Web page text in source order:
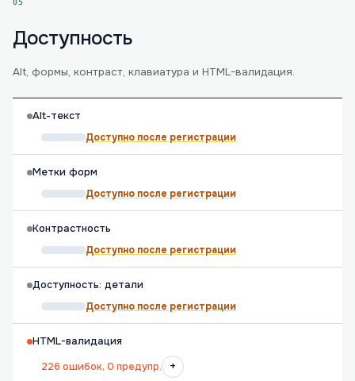
Доступность
Alt, формы, контраст, клавиатура и HTML-валидация.
Alt-текст
Доступно после регистрации
Метки форм
Доступно после регистрации
Контрастность
Доступно после регистрации
Доступность: детали
Доступно после регистрации
HTML-валидация
226 ошибок, 0 предупр.
+